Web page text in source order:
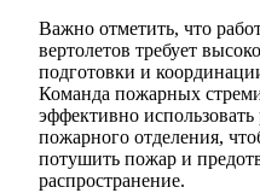
Важно отметить, что
вертолетов требует
подготовки и
Команда пожарных
эффективно
пожарного отделения,
потушить пожар и
распространение.